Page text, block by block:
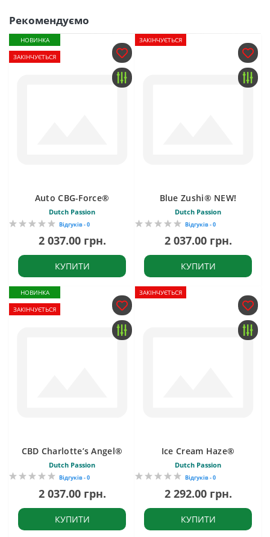
Рекомендуємо
НОВИНКА
ЗАКІНЧУЄТЬСЯ
Auto CBG-Force®
Dutch Passion
Відгуків - 0
2 037.00 грн.
КУПИТИ
ЗАКІНЧУЄТЬСЯ
Blue Zushi® NEW!
Dutch Passion
Відгуків - 0
2 037.00 грн.
КУПИТИ
НОВИНКА
ЗАКІНЧУЄТЬСЯ
CBD Charlotte’s Angel®
Dutch Passion
Відгуків - 0
2 037.00 грн.
КУПИТИ
ЗАКІНЧУЄТЬСЯ
Ice Cream Haze®
Dutch Passion
Відгуків - 0
2 292.00 грн.
КУПИТИ